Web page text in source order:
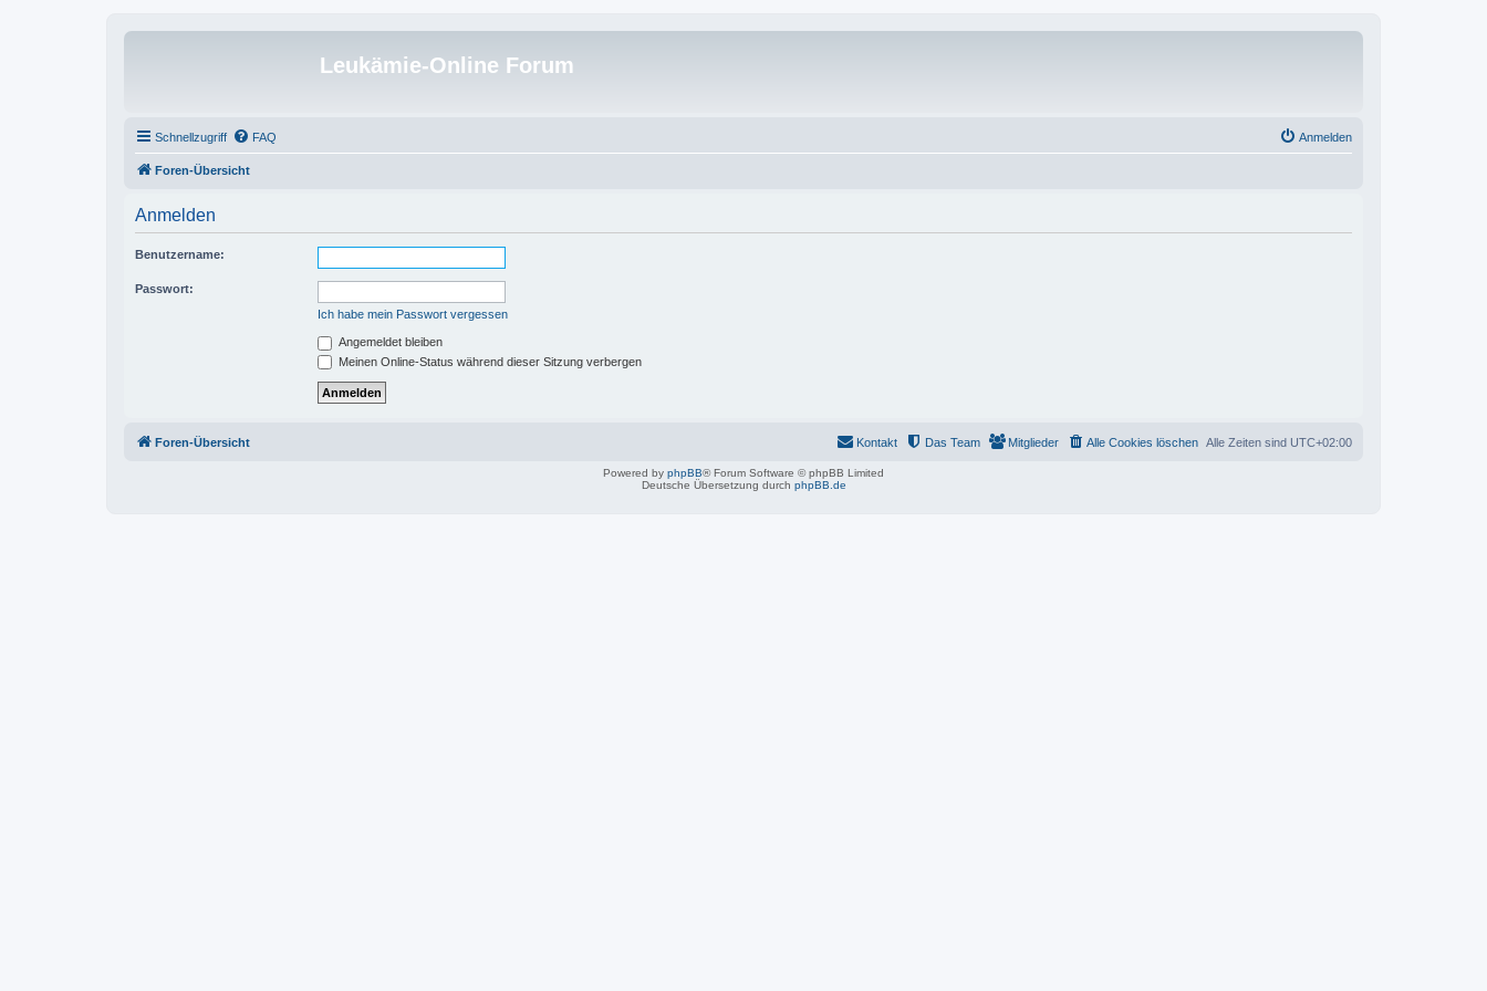
Leukämie-Online Forum
Schnellzugriff FAQ Anmelden
Foren-Übersicht
Anmelden
Benutzername:
Passwort:
Ich habe mein Passwort vergessen
Angemeldet bleiben
Meinen Online-Status während dieser Sitzung verbergen
Foren-Übersicht Alle Zeiten sind UTC+02:00
Alle Cookies löschen
Mitglieder
Das Team
Kontakt
Powered by phpBB® Forum Software © phpBB Limited
Deutsche Übersetzung durch phpBB.de